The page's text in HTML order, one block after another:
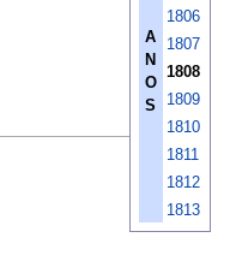
A
N
O
S
1806
1807
1808
1809
1810
1811
1812
1813